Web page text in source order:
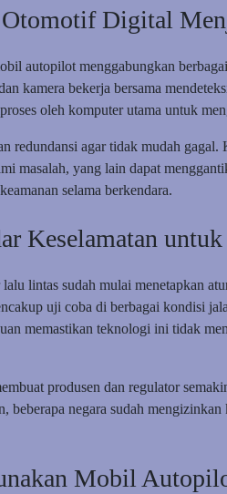
Digital
autopilot menggabungkan
kamera bekerja bersama
oleh komputer utama untuk
redundansi agar tidak mudah
masalah, yang lain dapat
selama berkendara.
Keselamatan
lintas sudah mulai menetapkan
uji coba di berbagai kondisi
memastikan teknologi ini tidak
produsen dan regulator
beberapa negara sudah
Mobil